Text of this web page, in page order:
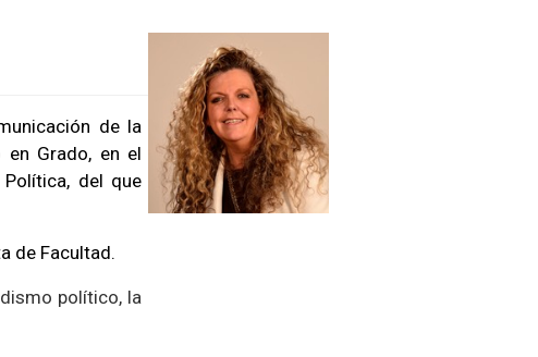
de la
en Grado, en el
del que
de Facultad.
político, la